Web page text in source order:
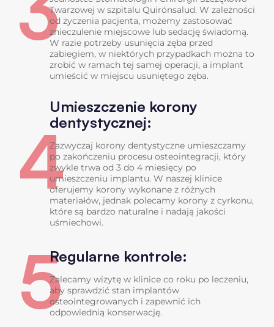
Twarzowej w szpitalu Quirónsalud. W zależności
od życzenia pacjenta, możemy zastosować
znieczulenie miejscowe lub sedację świadomą.
W razie potrzeby usunięcia zęba przed
zabiegiem, w niektórych przypadkach można to
zrobić w ramach tej samej operacji, a implant
umieścić w miejscu usuniętego zęba.
4
Umieszczenie korony
dentystycznej:
Zazwyczaj korony dentystyczne umieszczamy
po zakończeniu procesu osteointegracji, który
zwykle trwa od 3 do 4 miesięcy po
umieszczeniu implantu. W naszej klinice
oferujemy korony wykonane z różnych
materiałów, jednak polecamy korony z cyrkonu,
które są bardzo naturalne i nadają jakości
uśmiechowi.
5Regularne kontrole:
Zalecamy wizytę w klinice co roku po leczeniu,
aby sprawdzić stan implantów
osteointegrowanych i zapewnić ich
odpowiednią konserwację.